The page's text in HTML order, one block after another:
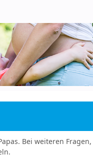
Bei weiteren